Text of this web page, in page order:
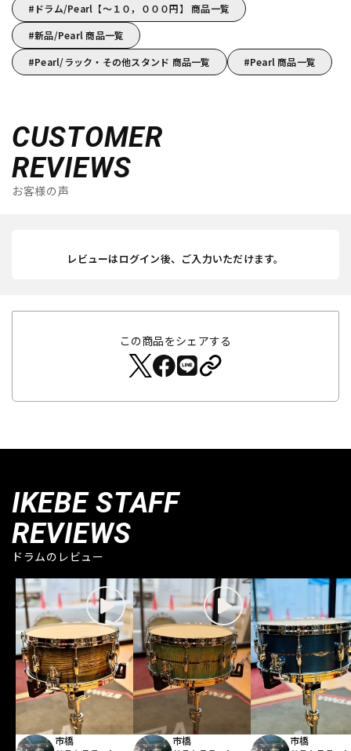
ドラム/Pearl【～１０，０００円】 商品一覧
新品/Pearl 商品一覧
Pearl/ラック・その他スタンド 商品一覧
Pearl 商品一覧
CUSTOMER
REVIEWS
お客様の声
レビューはログイン後、ご入力いただけます。
この商品をシェアする
IKEBE STAFF
REVIEWS
ドラムのレビュー
市橋 市橋 市橋